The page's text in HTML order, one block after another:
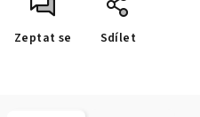
Zeptat se Sdílet